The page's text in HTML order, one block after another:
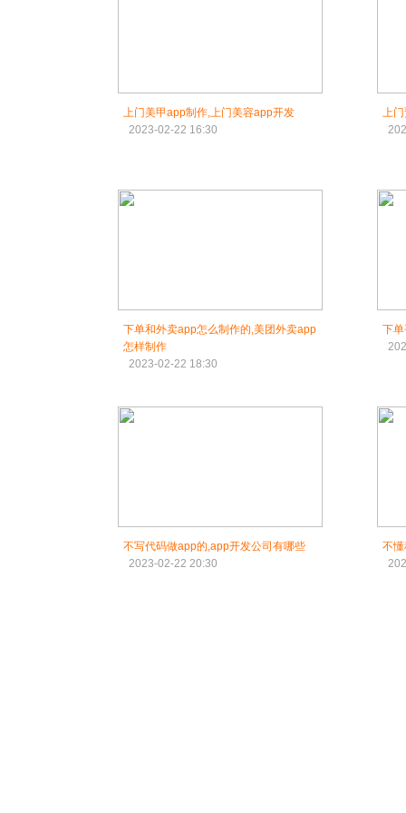
上门美甲app制作,上门美容app开发
2023-02-22 16:30
上
下单和外卖app怎么制作的,美团外卖app
怎样制作
2023-02-22 18:30
下
不写代码做app的,app开发公司有哪些
2023-02-22 20:30
不